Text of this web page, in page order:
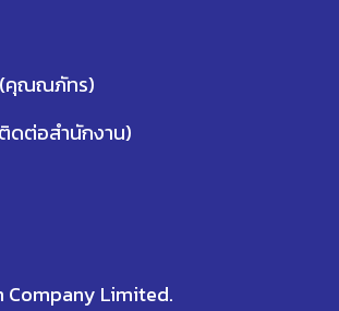
คุณณภัทร)
ต่อสำนักงาน)
Company Limited.